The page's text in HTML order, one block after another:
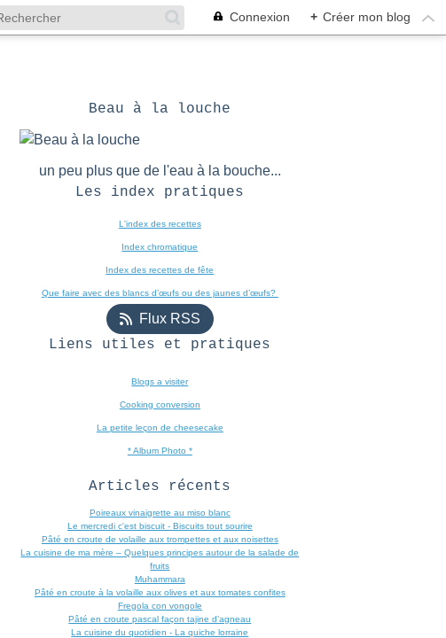
Connexion + Créer mon blog
Beau à la louche
un peu plus que de l'eau à la bouche...
Les index pratiques
L'index des recettes
Index chromatique
Index des recettes de fête
Que faire avec des blancs d’œufs ou des jaunes d’œufs?
Flux RSS
Liens utiles et pratiques
Blogs a visiter
Cooking conversion
La petite leçon de cheesecake
* Album Photo *
Articles récents
Poireaux vinaigrette au miso blanc
Le mercredi c'est biscuit - Biscuits tout sourire
Pâté en croute de volaille aux trompettes et aux noisettes
La cuisine de ma mère – Quelques principes autour de la salade de
fruits
Muhammara
Pâté en croute à la volaille aux olives et aux tomates confites
Fregola con vongole
Pâté en croute pascal façon tajine d’agneau
La cuisine du quotidien - La quiche lorraine